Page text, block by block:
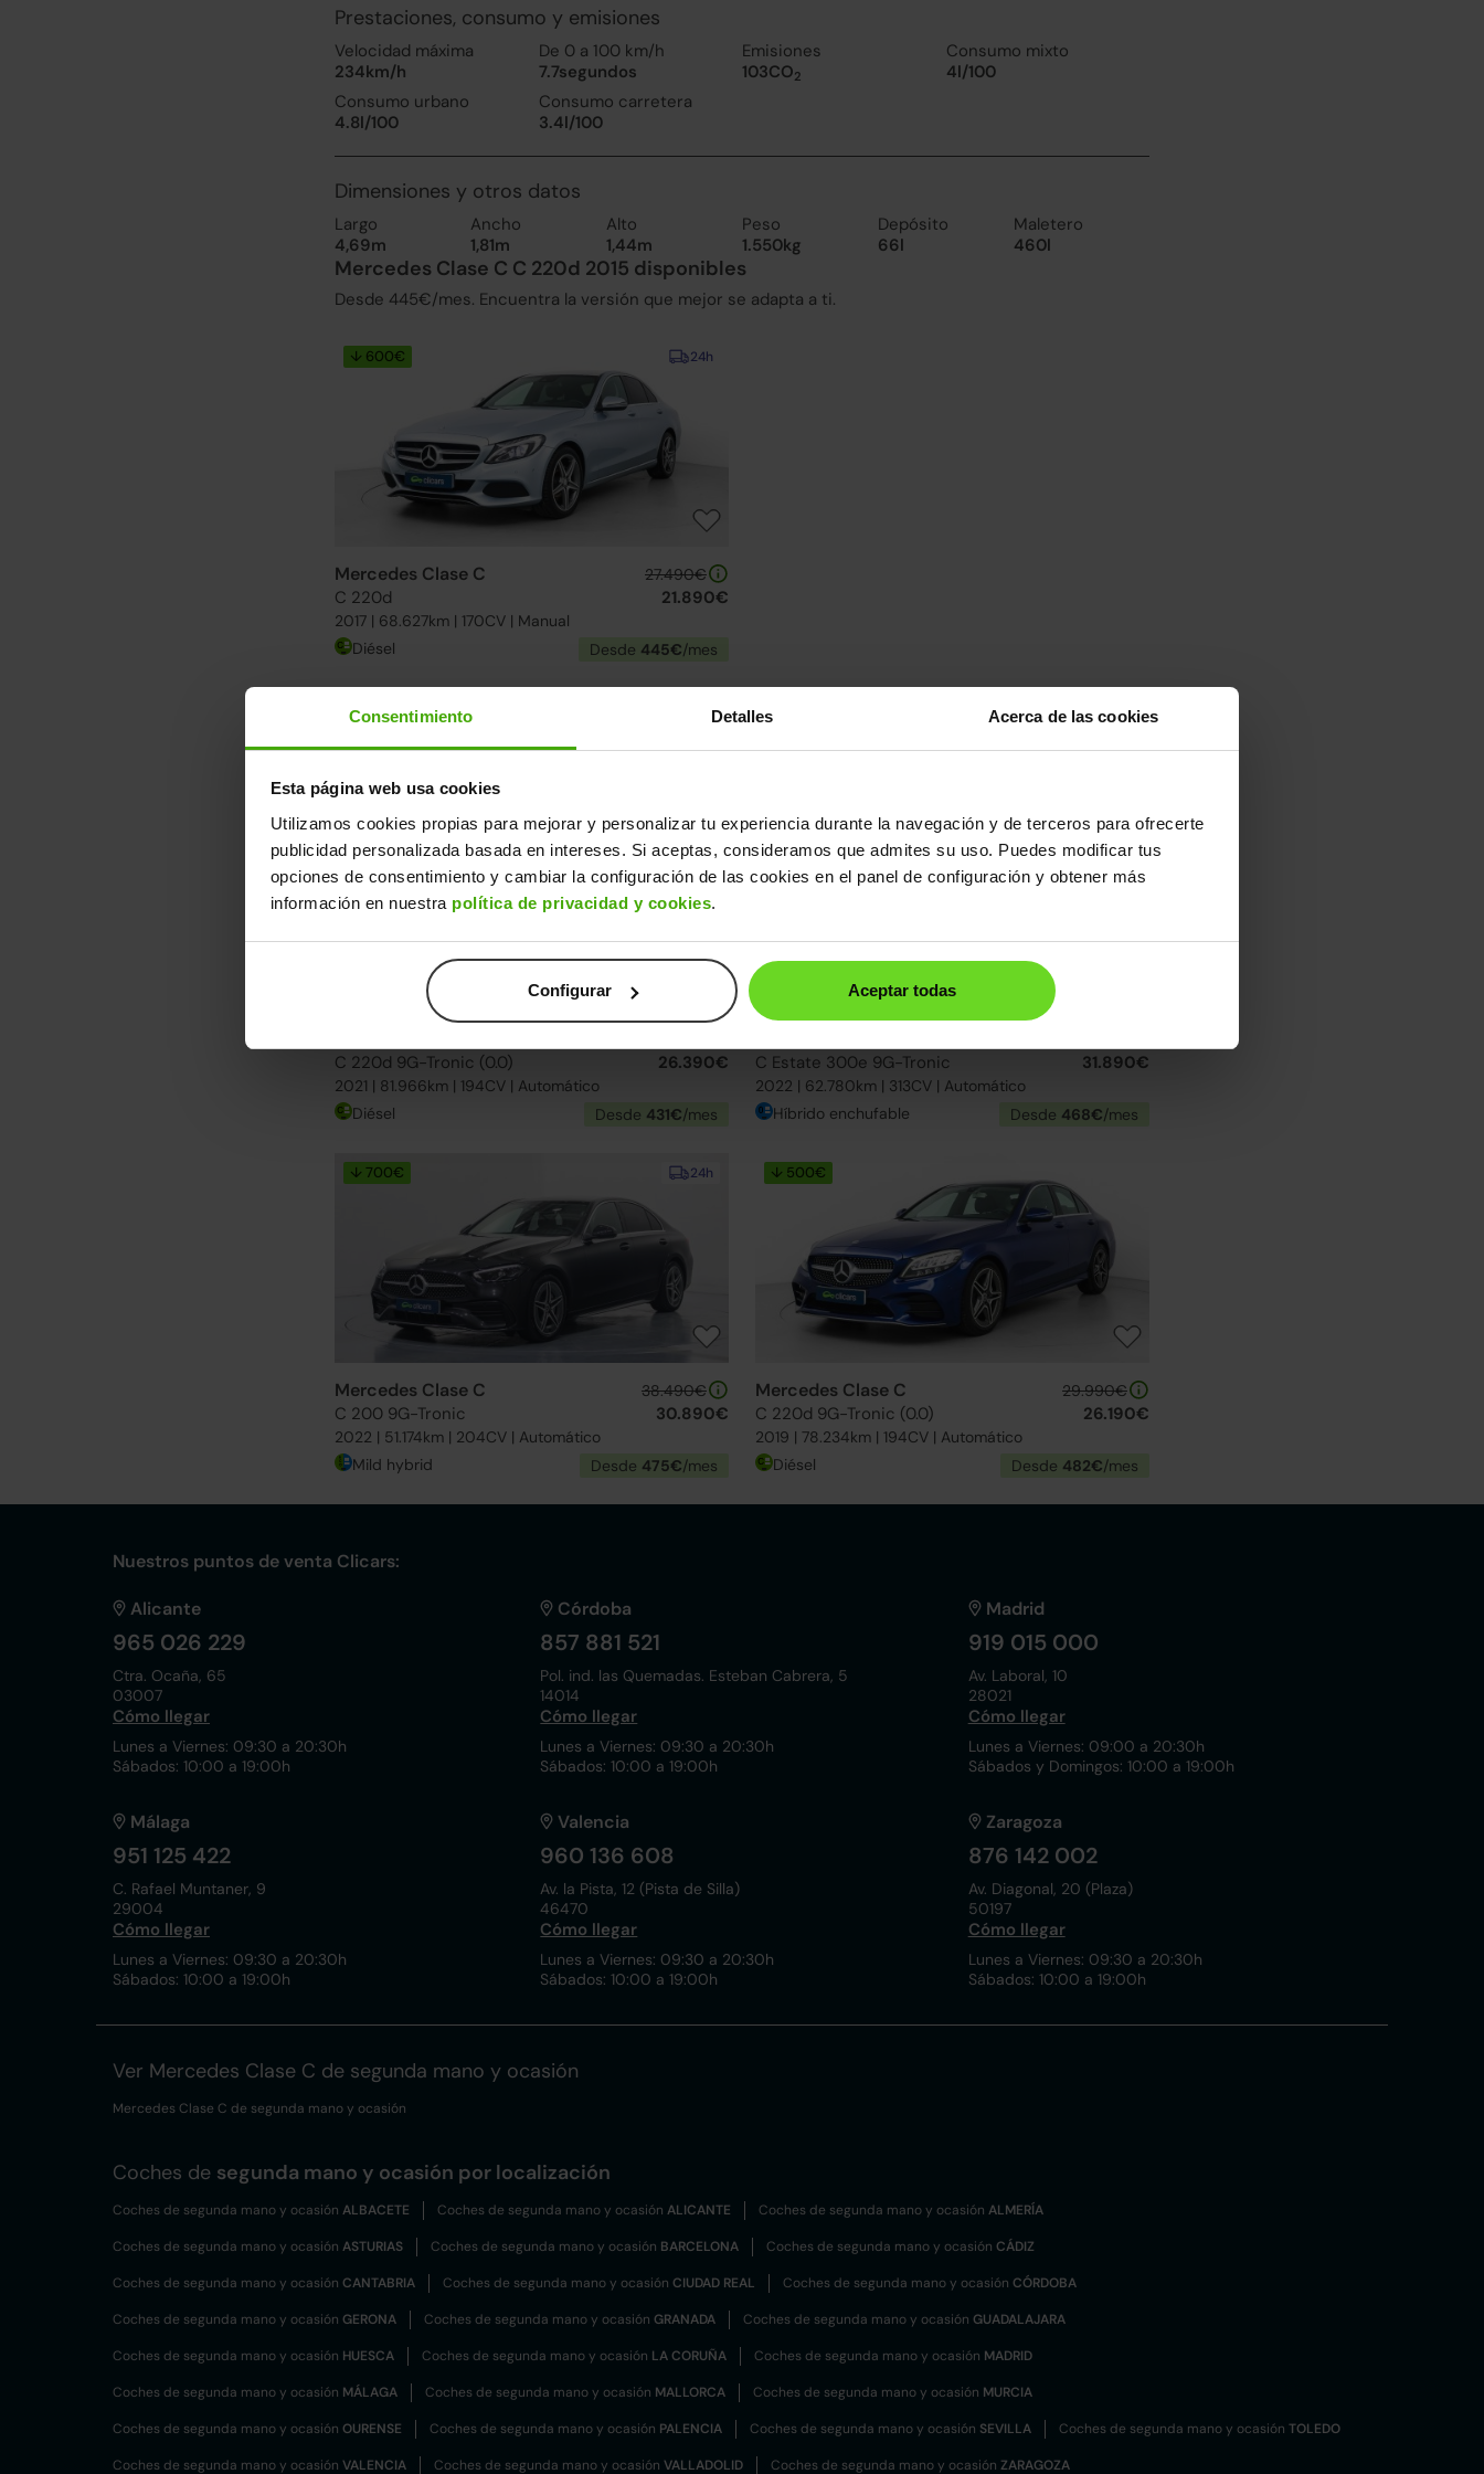
Consentimiento Detalles Acerca de las cookies
Esta página web usa cookies
Utilizamos cookies propias para mejorar y personalizar tu experiencia durante la navegación y de terceros para ofrecerte
publicidad personalizada basada en intereses. Si aceptas, consideramos que admites su uso. Puedes modificar tus
opciones de consentimiento y cambiar la configuración de las cookies en el panel de configuración y obtener más
información en nuestra política de privacidad y cookies.
Configurar Aceptar todas
Prestaciones, consumo y emisiones
Velocidad máxima
234km/h
De 0 a 100 km/h
7.7segundos
Emisiones
103CO2
Consumo mixto
4l/100
Consumo urbano
4.8l/100
Consumo carretera
3.4l/100
Dimensiones y otros datos
Largo
4,69m
Ancho
1,81m
Alto
1,44m
Peso
1.550kg
Depósito
66l
Maletero
460l
Mercedes Clase C C 220d 2015 disponibles
Desde 445€/mes. Encuentra la versión que mejor se adapta a ti.
24h
↓ 600€
Mercedes Clase C
C 220d
2017 | 68.627km | 170CV | Manual
27.490€
21.890€
Diésel Desde 445€/mes
24h
↓ 1.000€
C 220d 9G-Tronic (0.0)
2021 | 81.966km | 194CV | Automático
26.390€
Diésel Desde 431€/mes
24h
↓ 500€
C Estate 300e 9G-Tronic
2022 | 62.780km | 313CV | Automático
31.890€
Híbrido enchufable Desde 468€/mes
24h
↓ 700€
Mercedes Clase C
C 200 9G-Tronic
2022 | 51.174km | 204CV | Automático
38.490€
30.890€
Mild hybrid Desde 475€/mes
↓ 500€
Mercedes Clase C
C 220d 9G-Tronic (0.0)
2019 | 78.234km | 194CV | Automático
29.990€
26.190€
Diésel Desde 482€/mes
Nuestros puntos de venta Clicars:
Alicante
965 026 229
Ctra. Ocaña, 65
03007
Cómo llegar
Lunes a Viernes: 09:30 a 20:30h
Sábados: 10:00 a 19:00h
Córdoba
857 881 521
Pol. ind. las Quemadas. Esteban Cabrera, 5
14014
Cómo llegar
Lunes a Viernes: 09:30 a 20:30h
Sábados: 10:00 a 19:00h
Madrid
919 015 000
Av. Laboral, 10
28021
Cómo llegar
Lunes a Viernes: 09:00 a 20:30h
Sábados y Domingos: 10:00 a 19:00h
Málaga
951 125 422
C. Rafael Muntaner, 9
29004
Cómo llegar
Lunes a Viernes: 09:30 a 20:30h
Sábados: 10:00 a 19:00h
Valencia
960 136 608
Av. la Pista, 12 (Pista de Silla)
46470
Cómo llegar
Lunes a Viernes: 09:30 a 20:30h
Sábados: 10:00 a 19:00h
Zaragoza
876 142 002
Av. Diagonal, 20 (Plaza)
50197
Cómo llegar
Lunes a Viernes: 09:30 a 20:30h
Sábados: 10:00 a 19:00h
Ver Mercedes Clase C de segunda mano y ocasión
Mercedes Clase C de segunda mano y ocasión
Coches de segunda mano y ocasión por localización
Coches de segunda mano y ocasión ALBACETE Coches de segunda mano y ocasión ALICANTE Coches de segunda mano y ocasión ALMERÍA
Coches de segunda mano y ocasión ASTURIAS Coches de segunda mano y ocasión BARCELONA Coches de segunda mano y ocasión CÁDIZ
Coches de segunda mano y ocasión CANTABRIA Coches de segunda mano y ocasión CIUDAD REAL Coches de segunda mano y ocasión CÓRDOBA
Coches de segunda mano y ocasión GERONA Coches de segunda mano y ocasión GRANADA Coches de segunda mano y ocasión GUADALAJARA
Coches de segunda mano y ocasión HUESCA Coches de segunda mano y ocasión LA CORUÑA Coches de segunda mano y ocasión MADRID
Coches de segunda mano y ocasión MÁLAGA Coches de segunda mano y ocasión MALLORCA Coches de segunda mano y ocasión MURCIA
Coches de segunda mano y ocasión OURENSE Coches de segunda mano y ocasión PALENCIA Coches de segunda mano y ocasión SEVILLA Coches de segunda mano y ocasión TOLEDO
Coches de segunda mano y ocasión VALENCIA Coches de segunda mano y ocasión VALLADOLID Coches de segunda mano y ocasión ZARAGOZA